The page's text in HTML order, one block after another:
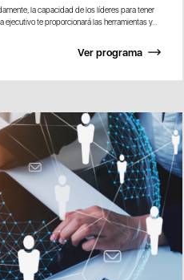
la capacidad de los líderes para tener
te proporcionará las herramientas y...
Ver programa